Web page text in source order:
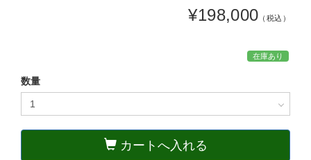
¥198,000 （税込）
在庫あり
数量
カートへ入れる